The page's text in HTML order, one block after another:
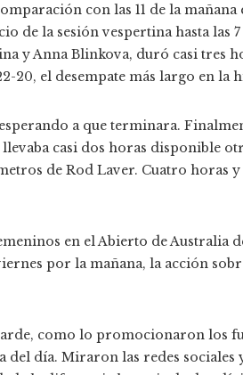
con las 11 de la mañana
de la sesión vespertina hasta las
y Anna Blinkova, duró casi tres
20, el desempate más largo en la
a que terminara.
casi dos horas disponible
de Rod Laver. Cuatro horas y
en el Abierto de Australia
por la mañana, la acción
como lo promocionaron los
día. Miraron las redes sociales